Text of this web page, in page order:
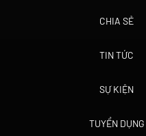
CHIA SẺ
TIN TỨC
SỰ KIỆN
TUYỂN DỤNG